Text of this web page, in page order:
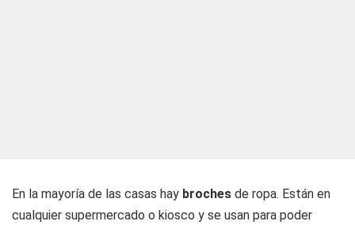
En la mayoría de las casas hay broches de ropa. Están en
cualquier supermercado o kiosco y se usan para poder